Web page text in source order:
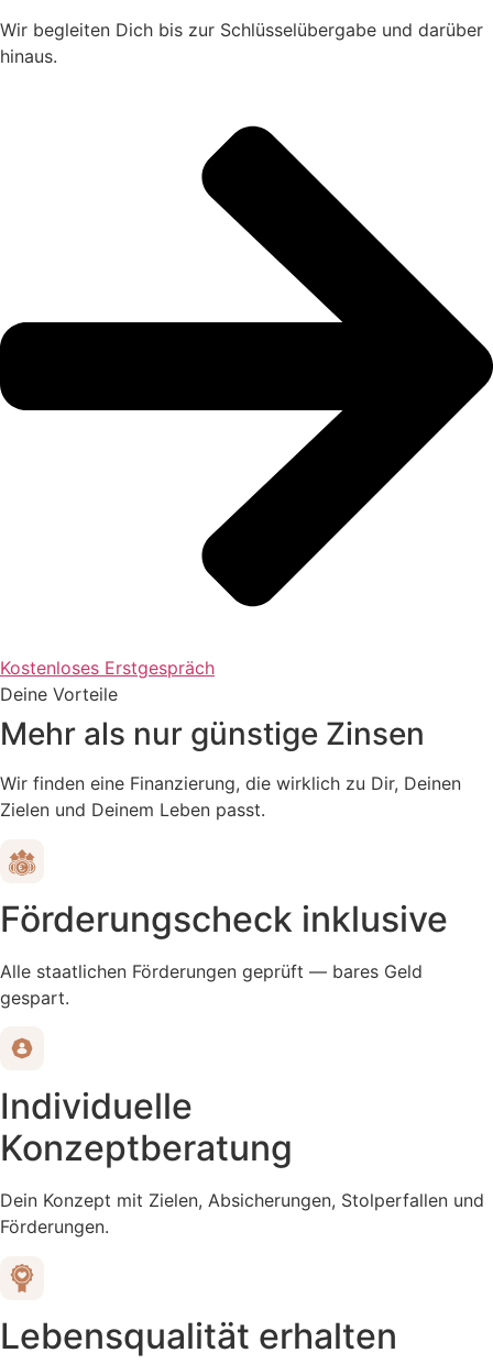
Wir begleiten Dich bis zur Schlüsselübergabe und darüber
hinaus.
Kostenloses Erstgespräch
Deine Vorteile
Mehr als nur günstige Zinsen
Wir finden eine Finanzierung, die wirklich zu Dir, Deinen
Zielen und Deinem Leben passt.
Förderungscheck inklusive
Alle staatlichen Förderungen geprüft — bares Geld
gespart.
Individuelle
Konzeptberatung
Dein Konzept mit Zielen, Absicherungen, Stolperfallen und
Förderungen.
Lebensqualität erhalten